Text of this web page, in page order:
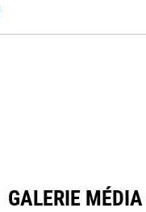
GALERIE MÉDIA